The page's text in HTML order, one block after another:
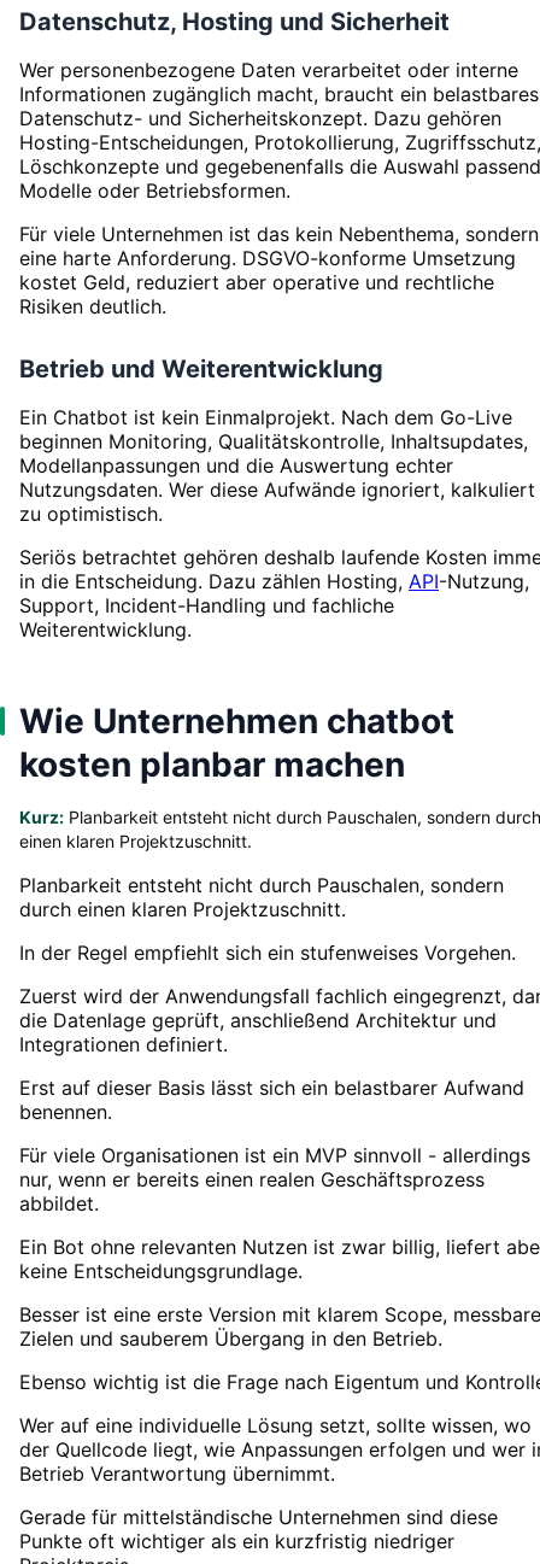
Datenschutz, Hosting und Sicherheit
Wer personenbezogene Daten verarbeitet oder interne
Informationen zugänglich macht, braucht ein belastbares
Datenschutz- und Sicherheitskonzept. Dazu gehören
Hosting-Entscheidungen, Protokollierung, Zugriffsschutz,
Löschkonzepte und gegebenenfalls die Auswahl
Modelle oder Betriebsformen.
Für viele Unternehmen ist das kein Nebenthema, sondern
eine harte Anforderung. DSGVO-konforme Umsetzung
kostet Geld, reduziert aber operative und rechtliche
Risiken deutlich.
Betrieb und Weiterentwicklung
Ein Chatbot ist kein Einmalprojekt. Nach dem Go-Live
beginnen Monitoring, Qualitätskontrolle, Inhaltsupdates,
Modellanpassungen und die Auswertung echter
Nutzungsdaten. Wer diese Aufwände ignoriert, kalkuliert
zu optimistisch.
Seriös betrachtet gehören deshalb laufende Kosten
in die Entscheidung. Dazu zählen Hosting, API-Nutzung,
Support, Incident-Handling und fachliche
Weiterentwicklung.
Wie Unternehmen chatbot
kosten planbar machen
Kurz: Planbarkeit entsteht nicht durch Pauschalen, sondern durch
einen klaren Projektzuschnitt.
Planbarkeit entsteht nicht durch Pauschalen, sondern
durch einen klaren Projektzuschnitt.
In der Regel empfiehlt sich ein stufenweises Vorgehen.
Zuerst wird der Anwendungsfall fachlich eingegrenzt,
die Datenlage geprüft, anschließend Architektur und
Integrationen definiert.
Erst auf dieser Basis lässt sich ein belastbarer Aufwand
benennen.
Für viele Organisationen ist ein MVP sinnvoll - allerdings
nur, wenn er bereits einen realen Geschäftsprozess
abbildet.
Ein Bot ohne relevanten Nutzen ist zwar billig, liefert
keine Entscheidungsgrundlage.
Besser ist eine erste Version mit klarem Scope,
Zielen und sauberem Übergang in den Betrieb.
Ebenso wichtig ist die Frage nach Eigentum und
Wer auf eine individuelle Lösung setzt, sollte wissen, wo
der Quellcode liegt, wie Anpassungen erfolgen und wer
Betrieb Verantwortung übernimmt.
Gerade für mittelständische Unternehmen sind diese
Punkte oft wichtiger als ein kurzfristig niedriger